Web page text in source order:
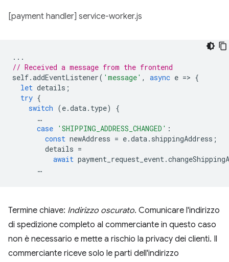
[payment handler] service-worker.js
...
// Received a message from the frontend
self.addEventListener( 'message' , async e => {
let details ;
try {
switch (e.data. type)
{
…
case 'SHIPPING_ADDRESS_CHANGED' :
const newAddress = e.data. shippingAddress ;
details =
await payment_request_event.
…
Termine chiave: Indirizzo oscurato. Comunicare l'indirizzo
di spedizione completo al commerciante in questo caso
non è necessario e mette a rischio la privacy dei clienti. Il
commerciante riceve solo le parti dell'indirizzo